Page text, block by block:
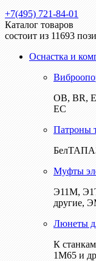
+7(495) 721-84-01
Каталог товаров
состоит из 11693
Оснастка и
ОВ, BR,
EC
Патроны
Муфты
Э11М,
другие,
Люнеты
К
1М65 и